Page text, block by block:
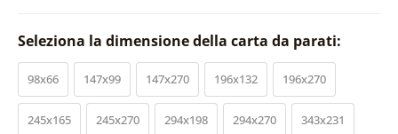
Seleziona la dimensione della carta da parati:
98x66 147x99 147x270 196x132 196x270
245x165 245x270 294x198 294x270 343x231